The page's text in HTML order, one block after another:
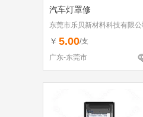
汽车灯罩修
东莞市乐贝新材料科技有限公
￥ 5.00/支
广东-东莞市